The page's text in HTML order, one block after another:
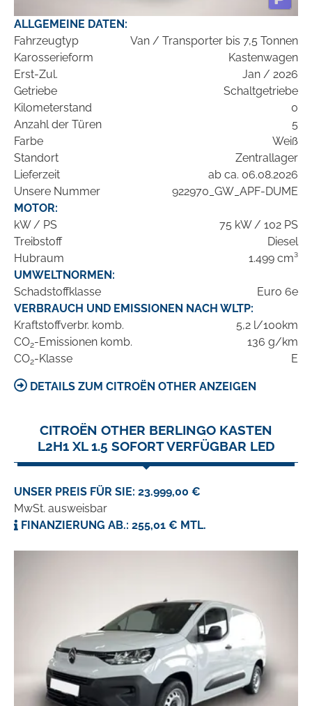
ALLGEMEINE DATEN:
Fahrzeugtyp
Van / Transporter bis 7,5 Tonnen
Karosserieform
Kastenwagen
Erst-Zul.
Jan / 2026
Getriebe
Schaltgetriebe
Kilometerstand
0
Anzahl der Türen
5
Farbe
Weiß
Standort
Zentrallager
Lieferzeit
ab ca. 06.08.2026
Unsere Nummer
922970_GW_APF-DUME
MOTOR:
kW / PS
75 kW / 102 PS
Treibstoff
Diesel
Hubraum
1.499 cm³
UMWELTNORMEN:
Schadstoffklasse
Euro 6e
VERBRAUCH UND EMISSIONEN NACH WLTP:
Kraftstoffverbr. komb.
5,2 l/100km
CO2-Emissionen komb.
136 g/km
CO2-Klasse E
DETAILS ZUM CITROËN OTHER ANZEIGEN
CITROËN OTHER BERLINGO KASTEN
L2H1 XL 1.5 SOFORT VERFÜGBAR LED
UNSER PREIS FÜR SIE: 23.999,00 €
MwSt. ausweisbar
FINANZIERUNG AB.: 255,01 € MTL.